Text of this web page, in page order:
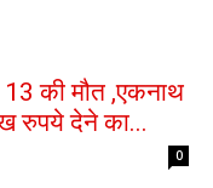
13 की मौत ,एकनाथ
रुपये देने का...
0